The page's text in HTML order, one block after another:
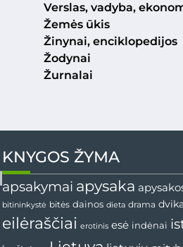
Verslas, vadyba,
Žemės ūkis
Žinynai, enciklopedijos
Žodynai
Žurnalai
KNYGOS ŽYMA
apsakymai apysaka
bitininkystė bitės dainos dieta drama
eilėraščiai erotinis esė indėnai